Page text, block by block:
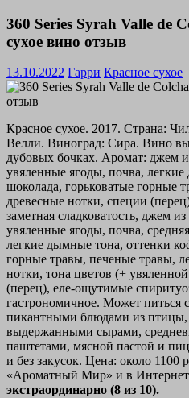
360 Series Syrah Valle de
сухое вино отзыв
13.10.2022 Гарри Красное сухое
Красное сухое. 2017. Страна:
Велли. Виноград: Сира. Вино
дубовых бочках. Аромат: джем
увяленные ягоды, почва,
шоколада, горьковатые горные
древесные нотки, специи
заметная сладковатость, джем
увяленные ягоды, почва,
легкие дымные тона, оттенки
горные травы, печеные травы,
нотки, тона цветов (+
(перец), еле-ощутимые
гастрономичное. Может питься
пикантными блюдами из
выдержанными сырами,
паштетами, мясной пастой и
и без закусок. Цена: около 1100
«Ароматный Мир» и в
экстраординарно (8 из 10).